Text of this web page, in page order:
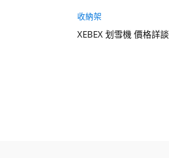
收納架
XEBEX 划雪機 價格詳談